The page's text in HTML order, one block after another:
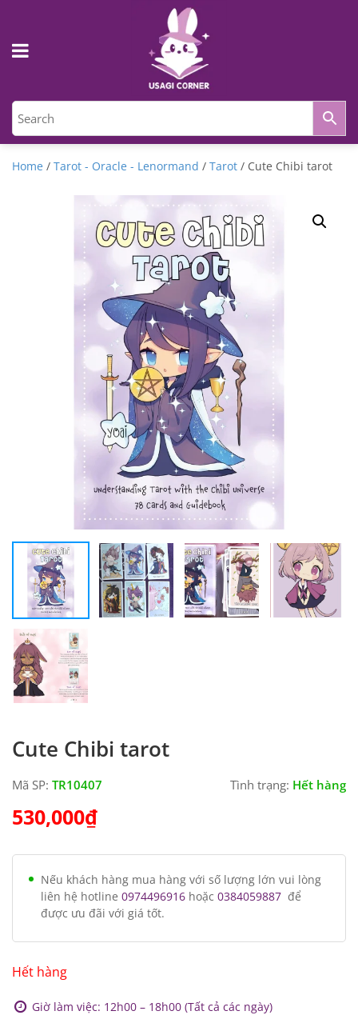
Home / Tarot - Oracle - Lenormand / Tarot / Cute Chibi tarot
Cute Chibi tarot
Mã SP: TR10407 Tình trạng: Hết hàng
530,000₫
Nếu khách hàng mua hàng với số lượng lớn vui lòng
liên hệ hotline 0974496916 hoặc 0384059887 để
được ưu đãi với giá tốt.
Hết hàng
Giờ làm việc: 12h00 – 18h00 (Tất cả các ngày)